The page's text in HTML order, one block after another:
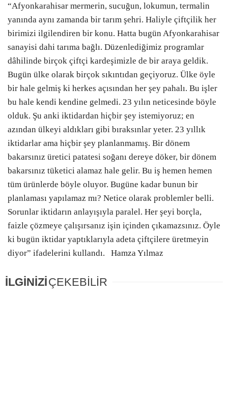
“Afyonkarahisar mermerin, sucuğun, lokumun, termalin
yanında aynı zamanda bir tarım şehri. Haliyle çiftçilik her
birimizi ilgilendiren bir konu. Hatta bugün Afyonkarahisar
sanayisi dahi tarıma bağlı. Düzenlediğimiz programlar
dâhilinde birçok çiftçi kardeşimizle de bir araya geldik.
Bugün ülke olarak birçok sıkıntıdan geçiyoruz. Ülke öyle
bir hale gelmiş ki herkes açısından her şey pahalı. Bu işler
bu hale kendi kendine gelmedi. 23 yılın neticesinde böyle
olduk. Şu anki iktidardan hiçbir şey istemiyoruz; en
azından ülkeyi aldıkları gibi bıraksınlar yeter. 23 yıllık
iktidarlar ama hiçbir şey planlanmamış. Bir dönem
bakarsınız üretici patatesi soğanı dereye döker, bir dönem
bakarsınız tüketici alamaz hale gelir. Bu iş hemen hemen
tüm ürünlerde böyle oluyor. Bugüne kadar bunun bir
planlaması yapılamaz mı? Netice olarak problemler belli.
Sorunlar iktidarın anlayışıyla paralel. Her şeyi borçla,
faizle çözmeye çalışırsanız işin içinden çıkamazsınız. Öyle
ki bugün iktidar yaptıklarıyla adeta çiftçilere üretmeyin
diyor” ifadelerini kullandı. Hamza Yılmaz
İLGİNİZİÇEKEBİLİR